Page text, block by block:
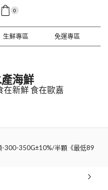
0
生鮮專區 免運專區
海鮮
在新鮮 食在歐嘉
-300-350G±10%/半顆《最低89